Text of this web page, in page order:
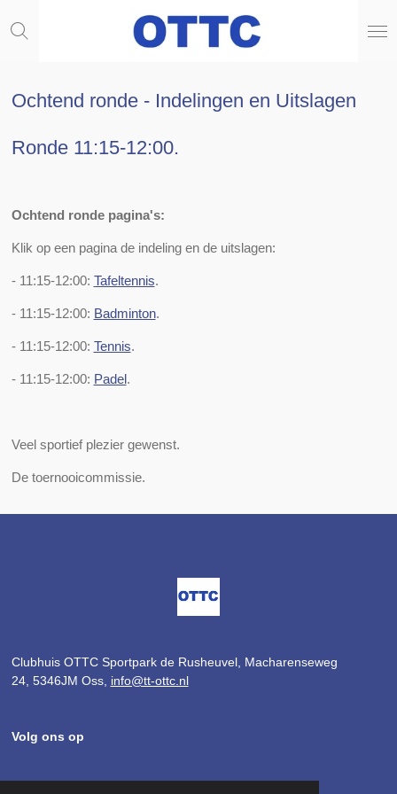
direct
hoofdinhoud
Ochtend ronde - Indelingen en Uitslagen
Ronde 11:15-12:00.
Ochtend ronde pagina's:
Klik op een pagina de indeling en de uitslagen:
- 11:15-12:00: Tafeltennis.
- 11:15-12:00: Badminton.
- 11:15-12:00: Tennis.
- 11:15-12:00: Padel.
Veel sportief plezier gewenst.
De toernooicommissie.
Clubhuis OTTC Sportpark de Rusheuvel, Macharenseweg
24, 5346JM Oss, info@tt-ottc.nl
Volg ons op